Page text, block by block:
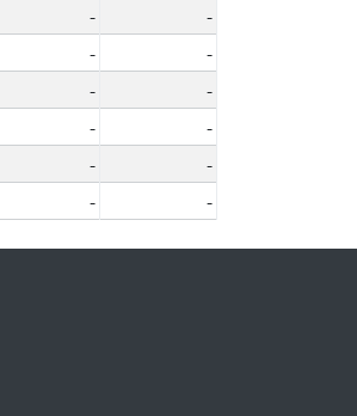
-
-
-
-
-
-
-
-
-
-
- -